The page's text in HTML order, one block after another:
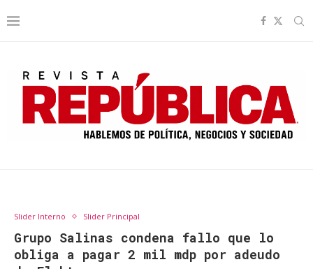
Slider Interno Slider Principal
Grupo Salinas condena fallo que lo
obliga a pagar 2 mil mdp por adeudo